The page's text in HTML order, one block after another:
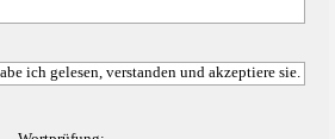
ich gelesen, verstanden und akzeptiere sie.